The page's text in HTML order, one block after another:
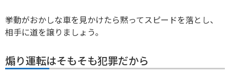
挙動がおかしな車を見かけたら黙ってスピードを落とし、
相手に道を譲りましょう。
煽り運転はそもそも犯罪だから